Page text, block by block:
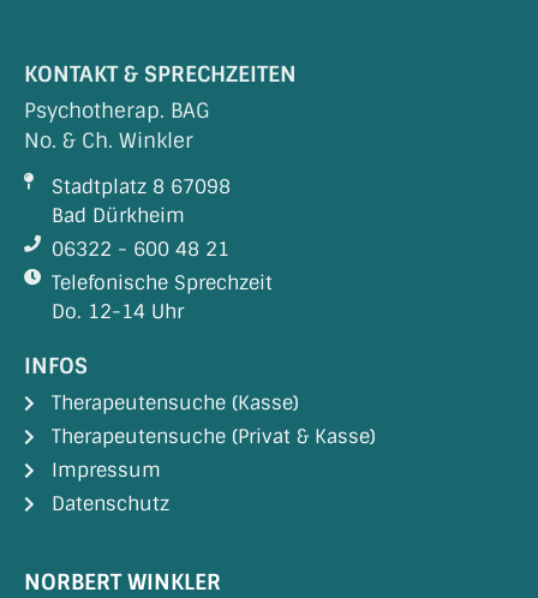
KONTAKT & SPRECHZEITEN
Psychotherap. BAG
No. & Ch. Winkler
Stadtplatz 8 67098
Bad Dürkheim
06322 - 600 48 21
Telefonische Sprechzeit
Do. 12-14 Uhr
INFOS
Therapeutensuche (Kasse)
Therapeutensuche (Privat & Kasse)
Impressum
Datenschutz
NORBERT WINKLER